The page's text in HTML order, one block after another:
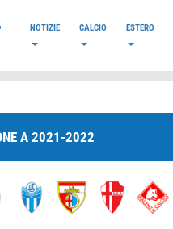
NOTIZIE CALCIO ESTERO
A 2021-2022